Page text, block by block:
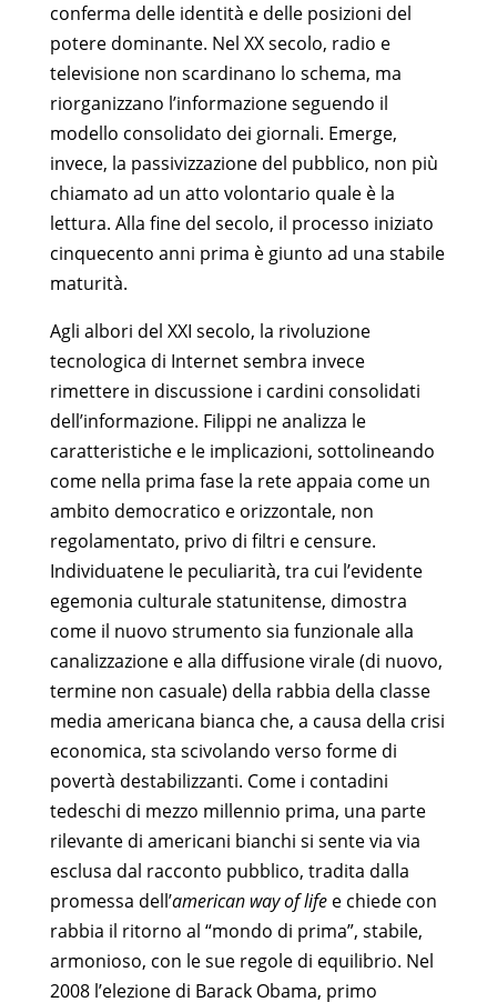
conferma delle identità e delle posizioni del
potere dominante. Nel XX secolo, radio e
televisione non scardinano lo schema, ma
riorganizzano l’informazione seguendo il
modello consolidato dei giornali. Emerge,
invece, la passivizzazione del pubblico, non più
chiamato ad un atto volontario quale è la
lettura. Alla fine del secolo, il processo iniziato
cinquecento anni prima è giunto ad una stabile
maturità.
Agli albori del XXI secolo, la rivoluzione
tecnologica di Internet sembra invece
rimettere in discussione i cardini consolidati
dell’informazione. Filippi ne analizza le
caratteristiche e le implicazioni, sottolineando
come nella prima fase la rete appaia come un
ambito democratico e orizzontale, non
regolamentato, privo di filtri e censure.
Individuatene le peculiarità, tra cui l’evidente
egemonia culturale statunitense, dimostra
come il nuovo strumento sia funzionale alla
canalizzazione e alla diffusione virale (di nuovo,
termine non casuale) della rabbia della classe
media americana bianca che, a causa della crisi
economica, sta scivolando verso forme di
povertà destabilizzanti. Come i contadini
tedeschi di mezzo millennio prima, una parte
rilevante di americani bianchi si sente via via
esclusa dal racconto pubblico, tradita dalla
promessa dell’american way of life e chiede con
rabbia il ritorno al “mondo di prima”, stabile,
armonioso, con le sue regole di equilibrio. Nel
2008 l’elezione di Barack Obama, primo